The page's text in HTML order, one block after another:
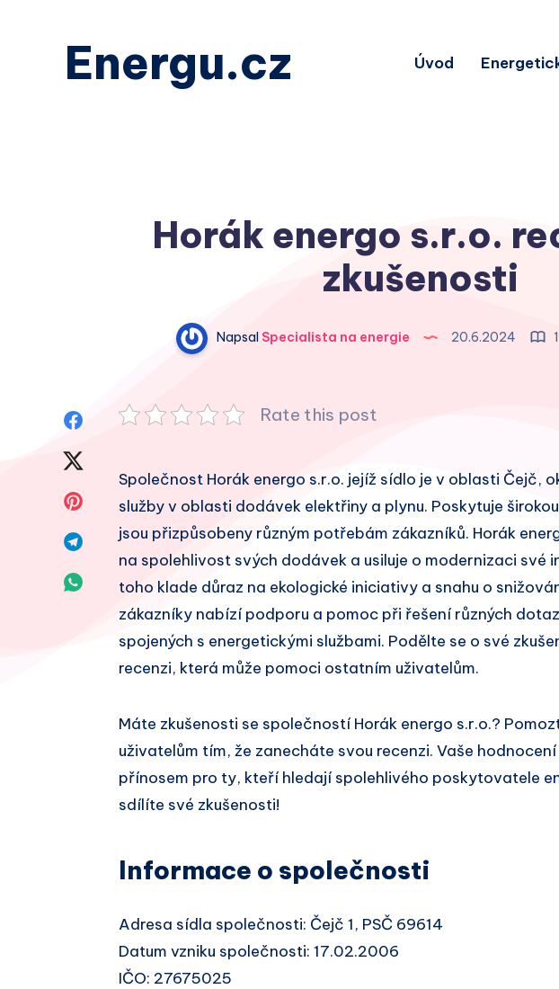
Energu.cz Úvod
Horák energo s.r.o.
zkušenosti
NapsalSpecialista na energie 20.6.2024
Sdílet
Facebook
Twitter
Sdílet
Pinterest
Sdílet
Telegram
Sdílet
Whatsapp
Rate this post
Společnost Horák energo s.r.o. jejíž sídlo je v oblasti Čejč,
služby v oblasti dodávek elektřiny a plynu. Poskytuje
jsou přizpůsobeny různým potřebám zákazníků. Horák
na spolehlivost svých dodávek a usiluje o modernizaci své
toho klade důraz na ekologické iniciativy a snahu o
zákazníky nabízí podporu a pomoc při řešení různých
spojených s energetickými službami. Podělte se o své
recenzi, která může pomoci ostatním uživatelům.
Máte zkušenosti se společností Horák energo s.r.o.?
uživatelům tím, že zanecháte svou recenzi. Vaše
přínosem pro ty, kteří hledají spolehlivého poskytovatele
sdílíte své zkušenosti!
Informace o společnosti
Adresa sídla společnosti: Čejč 1, PSČ 69614
Datum vzniku společnosti: 17.02.2006
IČO: 27675025